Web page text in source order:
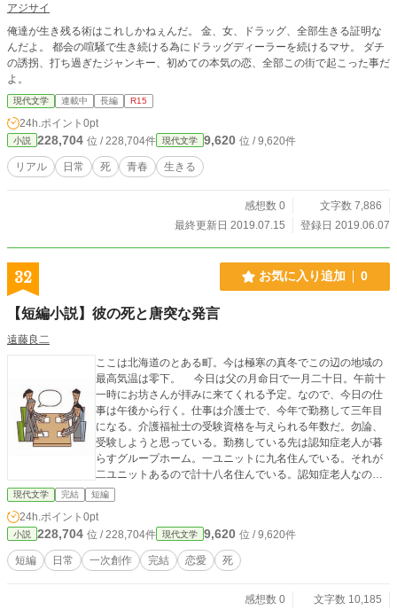
アジサイ
俺達が生き残る術はこれしかねぇんだ。 金、女、ドラッグ、全部生きる証明な
んだよ。 都会の喧騒で生き続ける為にドラッグディーラーを続けるマサ。 ダチ
の誘拐、打ち過ぎたジャンキー、初めての本気の恋、全部この街で起こった事だ
よ。
現代文学 連載中 長編 R15
24h.ポイント 0pt
小説 228,704 位 / 228,704件 現代文学 9,620 位 / 9,620件
リアル 日常 死 青春 生きる
感想数 0
文字数 7,886
最終更新日 2019.07.15
登録日 2019.06.07
32 お気に入り追加 0
【短編小説】彼の死と唐突な発言
遠藤良二
ここは北海道のとある町。今は極寒の真冬でこの辺の地域の
最高気温は零下。 今日は父の月命日で一月二十日。午前十
一時にお坊さんが拝みに来てくれる予定。なので、今日の仕
事は午後から行く。仕事は介護士で、今年で勤務して三年目
になる。介護福祉士の受験資格を与えられる年数だ。勿論、
受験しようと思っている。勤務している先は認知症老人が暮
らすグループホーム。一ユニットに九名住んでいる。それが
二ユニットあるので計十八名住んでいる。認知症老人なの
で、要介護度が一～五まである。要介護度が五くらいになれ
ば、スタッフの事はほぼ覚えていないので、毎回会う度「初
めまして」だ。そういうのも面白い。可愛いし。俺は|岩見正
孝《いわみまさたか》、三十五歳。バツ二。子どもは十歳に
なる女の子が一人いて、二人目の先妻と暮らしている。娘は|
岩見牧子《いわみまきこ》という。軽い知的障がいがある。
く頑張り屋さんだ。一人目の先妻とはたまに会って食事をし
現代文学 完結 短編
24h.ポイント 0pt
小説 228,704 位 / 228,704件 現代文学 9,620 位 / 9,620件
短編 日常 一次創作 完結 恋愛 死
感想数 0
文字数 10,185